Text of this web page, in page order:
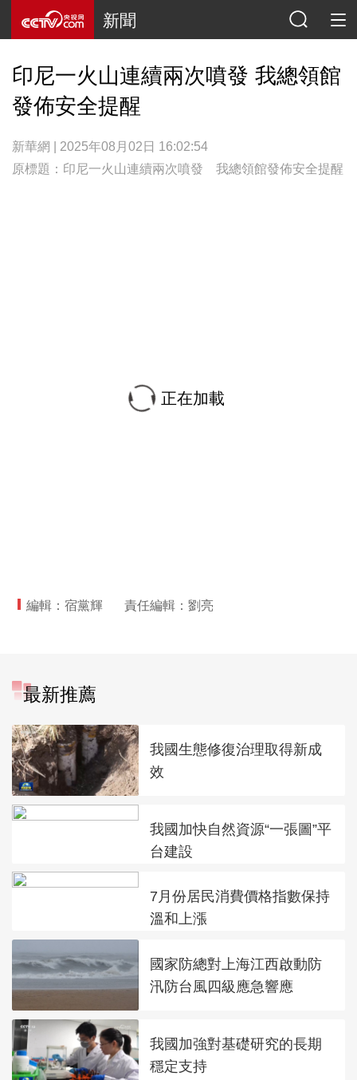
新聞
印尼一火山連續兩次噴發 我總領館
發佈安全提醒
新華網 | 2025年08月02日 16:02:54
原標題：印尼一火山連續兩次噴發 我總領館發佈安全提醒
正在加載
編輯：宿黨輝 責任編輯：劉亮
最新推薦
我國生態修復治理取得新成
效
我國加快自然資源“一張圖”平
台建設
7月份居民消費價格指數保持
溫和上漲
國家防總對上海江西啟動防
汛防台風四級應急響應
我國加強對基礎研究的長期
穩定支持